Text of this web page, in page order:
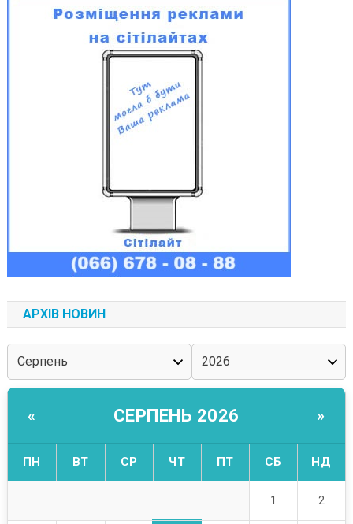
АРХІВ НОВИН
« СЕРПЕНЬ 2026 »
ПН ВТ СР ЧТ ПТ СБ НД
1 2